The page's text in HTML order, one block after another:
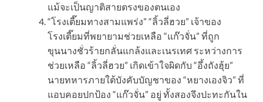
แม้จะเป็นญาติสายตรงของตนเอง
“โรงเตี๊ยมทางสามแพร่ง” “ลิ้วลี่ฮวย” เจ้าของ
โรงเตี๊ยมที่พยายามช่วยเหลือ “แก๊วจั่น” ที่ถูก
ขุนนางชั่วร้ายกลั่นแกล้งและเนรเทศ ระหว่างการ
ช่วยเหลือ “ลิ้วลี่ฮวย” เกิดเข้าใจผิดกับ “อึ้งถังฮุ้ย”
นายทหารภายใต้บังคับบัญชาของ “หยางเองจิว” ที่
แอบคอยปกป้อง “แก๊วจั่น” อยู่ ทั้งสองจึงปะทะกันใน